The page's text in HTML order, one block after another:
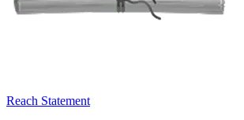
Reach Statement